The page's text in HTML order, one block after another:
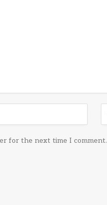
for the next time I comment.